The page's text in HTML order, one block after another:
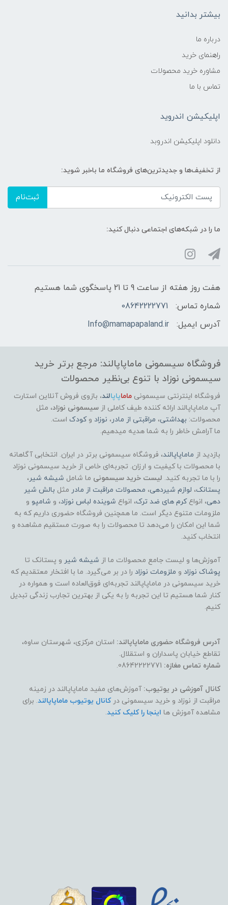
بیشتر بدانید
درباره ما
راهنمای خرید
مشاوره خرید محصولات
تماس با ما
اپلیکیشن اندروید
دانلود اپلیکیشن اندروبد
از تخفیف‌ها و جدیدترین‌های فروشگاه ما باخبر شوید:
ثبت‌نام
ما را در شبکه‌های اجتماعی دنبال کنید:
هفت روز هفته از ساعت 9 تا 21 پاسخگوی شما هستیم
شماره تماس:
08642222771
آدرس ایمیل:
Info@mamapapaland.ir
فروشگاه سیسمونی ماماپاپالند: مرجع برتر خرید
سیسمونی نوزاد با تنوع بی‌نظیر محصولات
فروشگاه اینترنتی سیسمونی ماماپاپالند، بازوی فروش آنلاین استارت
آپ ماماپاپالند ارائه کننده طیف کاملی از سیسمونی نوزاد، مثل
محصولات: بهداشتی، مراقبتی از مادر، نوزاد وکودک است.
ما آرامش خاطر را به شما هدیه میدهیم.
بازدید از ماماپاپالند، فروشگاه سیسمونی برتر در ایران. انتخابی آگاهانه
با محصولات با کیفیت و ارزان. تجربه‌ای خاص از خرید سیسمونی نوزاد
را با ما تجربه کنید. لیست خرید سیسمونی ما شامل شیشه شیر،
پستانک، لوازم شیردهی، محصولات مراقبت از مادر مثل بالش شیر
دهی، انواعکرم های ضد ترک، انواع شوینده لباس نوزاد، و شامپو و
ملزومات متنوع دیگر است. ما همچنین فروشگاه حضوری داریم که به
شما این امکان را می‌دهد تا محصولات را به صورت مستقیم مشاهده و
انتخاب کنید.
آموزش‌ها و لیست جامع محصولات ما از شیشه شیر و پستانک تا
پوشاک نوزاد و ملزومات نوزاد را در بر می‌گیرد. ما با افتخار معتقدیم که
خرید سیسمونی در ماماپاپالند تجربه‌ای فوق‌العاده است و همواره در
کنار شما هستیم تا این تجربه را به یکی از بهترین تجارب زندگی تبدیل
کنیم.
آدرس فروشگاه حضوری ماماپاپالند: استان مرکزی، شهرستان ساوه،
تقاطع خیابان پاسداران و استقلال.
شماره تماس مغازه:
کانال آموزشی در یوتیوب: آموزش‌های مفید ماماپاپالند در زمینه
مراقبت از نوزاد و خرید سیسمونی درکانال یوتیوب ماماپاپالند. برای
مشاهده آموزش ها اینجا را کلیک کنید.